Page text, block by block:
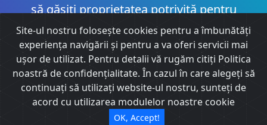
să găsiți proprietatea potrivită pentru
nevoile dumneavoastră și bugetul
dumneavoastră. Cu o gamă largă de
proprietăți disponibile, inclusiv
apartamente, case și proprietăți
comerciale, suntem siguri că putem găsi
chiria potrivită pentru dvs. Contactați-ne
Site-ul nostru foloseşte cookies pentru a îmbunătăţi
experienţa navigării şi pentru a va oferi servicii mai
uşor de utilizat. Pentru detalii vă rugăm citiți Politica
noastră de confidențialitate. În cazul în care alegeți să
continuați să utilizați website-ul nostru, sunteți de
acord cu utilizarea modulelor noastre cookie
OK, Accept!